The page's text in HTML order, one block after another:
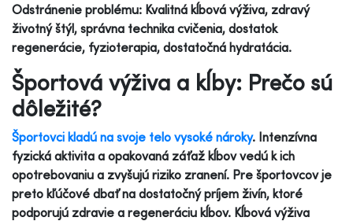
Odstránenie problému: Kvalitná kĺbová výživa, zdravý
životný štýl, správna technika cvičenia, dostatok
regenerácie, fyzioterapia, dostatočná hydratácia.
Športová výživa a kĺby: Prečo sú
dôležité?
Športovci kladú na svoje telo vysoké nároky. Intenzívna
fyzická aktivita a opakovaná záťaž kĺbov vedú k ich
opotrebovaniu a zvyšujú riziko zranení. Pre športovcov je
preto kľúčové dbať na dostatočný príjem živín, ktoré
podporujú zdravie a regeneráciu kĺbov. Kĺbová výživa